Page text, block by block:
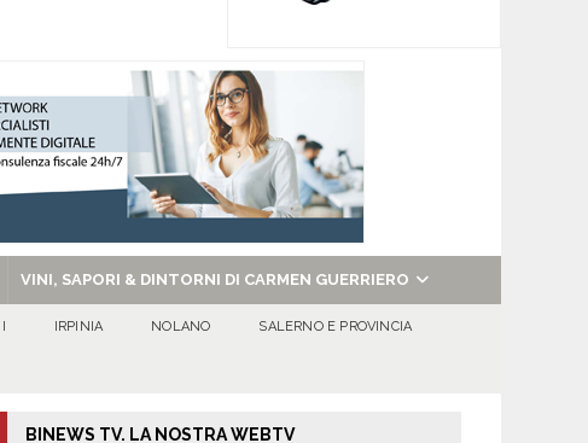
VINI, SAPORI & DINTORNI DI CARMEN GUERRIERO
IRPINIA NOLANO SALERNO E PROVINCIA
BINEWS TV. LA NOSTRA WEBTV